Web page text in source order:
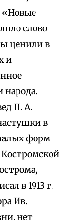
«Новые
слово
ценили в
и
народа.
П. А.
в
форм
Костромской
в 1913 г.
Ив.
нет